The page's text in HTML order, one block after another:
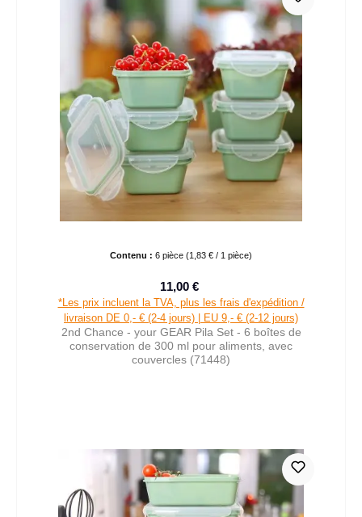
Contenu : 6 pièce (1,83 € / 1 pièce)
Prix de vente :
11,00 €
*Les prix incluent la TVA, plus les frais d'expédition /
livraison DE 0,- € (2-4 jours) | EU 9,- € (2-12 jours)
2nd Chance - your GEAR Pila Set - 6 boîtes de
conservation de 300 ml pour aliments, avec
couvercles (71448)